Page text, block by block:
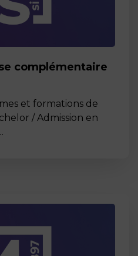
complémentaire
et formations de
/ Admission en